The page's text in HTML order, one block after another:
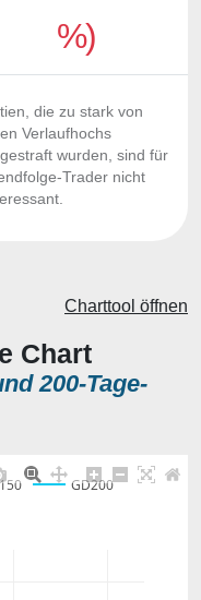
%)
die zu stark von
Verlaufhochs
wurden, sind für
Trader nicht
Chart
200-Tage-
Charttool öffnen
GD200